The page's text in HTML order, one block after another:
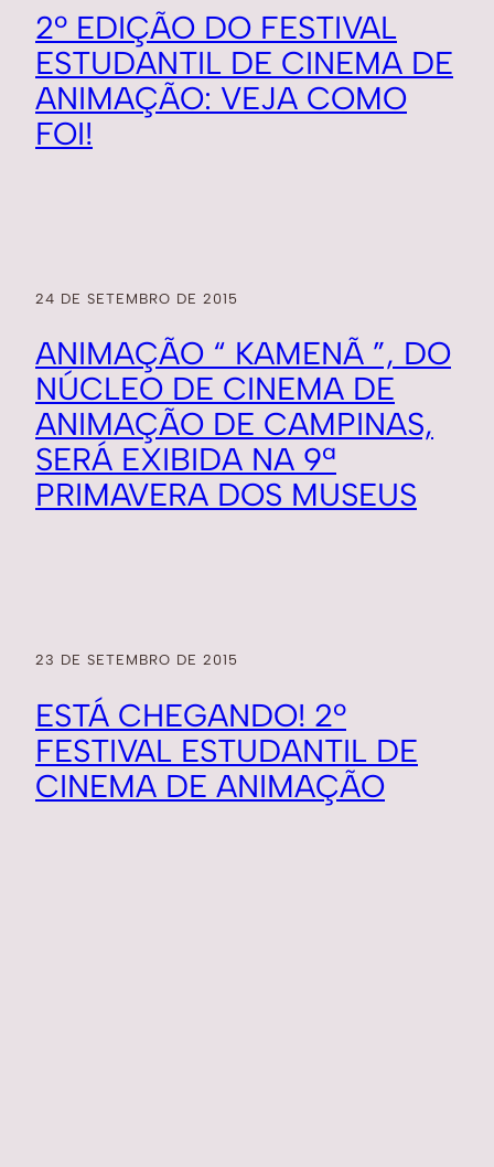
2º EDIÇÃO DO FESTIVAL
ESTUDANTIL DE CINEMA DE
ANIMAÇÃO: VEJA COMO
FOI!
24 DE SETEMBRO DE 2015
ANIMAÇÃO “ KAMENÃ ”, DO
NÚCLEO DE CINEMA DE
ANIMAÇÃO DE CAMPINAS,
SERÁ EXIBIDA NA 9ª
PRIMAVERA DOS MUSEUS
23 DE SETEMBRO DE 2015
ESTÁ CHEGANDO! 2º
FESTIVAL ESTUDANTIL DE
CINEMA DE ANIMAÇÃO